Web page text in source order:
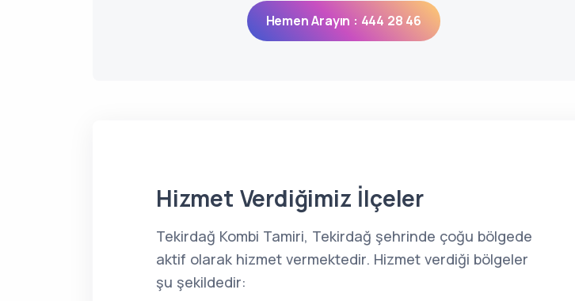
Hemen Arayın : 444 28 46
Hizmet Verdiğimiz İlçeler
Tekirdağ Kombi Tamiri, Tekirdağ şehrinde çoğu bölgede
aktif olarak hizmet vermektedir. Hizmet verdiği bölgeler
şu şekildedir: